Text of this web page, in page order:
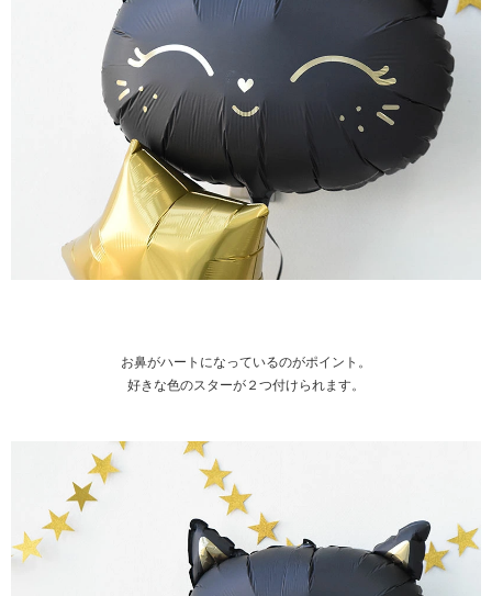
お鼻がハートになっているのがポイント。
好きな色のスターが２つ付けられます。